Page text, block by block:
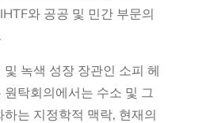
와 공공 및 민간 부문의
녹색 성장 장관인 소피 헤
탁회의에서는 수소 및 그
는 지정학적 맥락, 현재의